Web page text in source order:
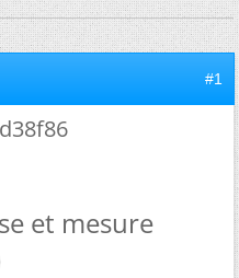
#1
et mesure